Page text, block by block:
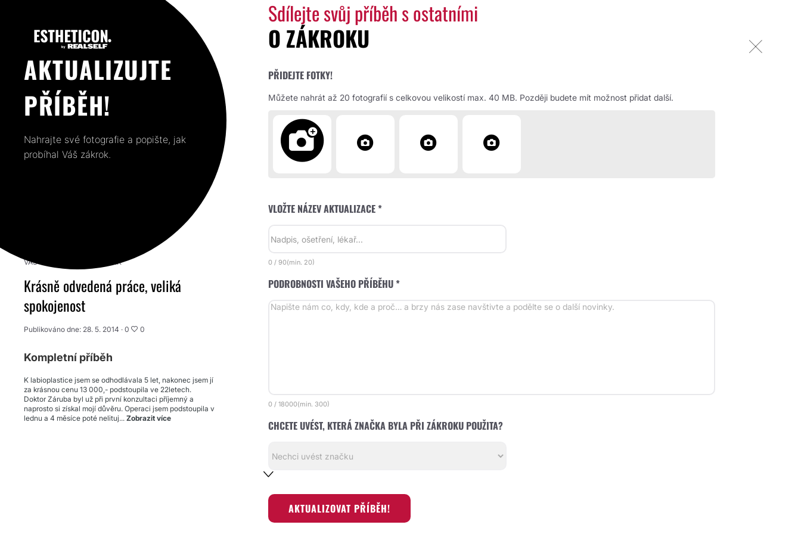
AKTUALIZUJTE
PŘÍBĚH!
Nahrajte své fotografie a popište, jak
probíhal Váš zákrok.
VÁŠ PŘEDCHOZÍ PŘÍSPĚVEK
Krásně odvedená práce, veliká
spokojenost
Publikováno dne: 28. 5. 2014 · 0 0
Kompletní příběh
K labioplastice jsem se odhodlávala 5 let, nakonec jsem jí
za krásnou cenu 13 000,- podstoupila ve 22letech.
Doktor Záruba byl už při první konzultaci příjemný a
naprosto si získal mojí důvěru. Operaci jsem podstoupila v
lednu a 4 měsíce poté nelituj... Zobrazit více
Sdílejte svůj příběh s ostatními
O ZÁKROKU
PŘIDEJTE FOTKY!
Můžete nahrát až 20 fotografií s celkovou velikostí max. 40 MB. Později budete mít možnost přidat další.
VLOŽTE NÁZEV AKTUALIZACE *
0 / 90(min. 20)
PODROBNOSTI VAŠEHO PŘÍBĚHU *
0 / 18000(min. 300)
CHCETE UVÉST, KTERÁ ZNAČKA BYLA PŘI ZÁKROKU POUŽITA?
AKTUALIZOVAT PŘÍBĚH!